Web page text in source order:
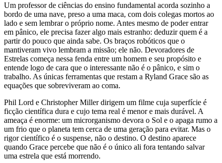
Um professor de ciências do ensino fundamental acorda sozinho a
bordo de uma nave, preso a uma maca, com dois colegas mortos ao
lado e sem lembrar o próprio nome. Antes mesmo de poder entrar
em pânico, ele precisa fazer algo mais estranho: deduzir quem é a
partir do pouco que ainda sabe. Os braços robóticos que o
mantiveram vivo lembram a missão; ele não. Devoradores de
Estrelas começa nessa fenda entre um homem e seu propósito e
entende logo de cara que o interessante não é o pânico, e sim o
trabalho. As únicas ferramentas que restam a Ryland Grace são as
equações que sobreviveram ao coma.
Phil Lord e Christopher Miller dirigem um filme cuja superfície é
ficção científica dura e cujo tema real é menor e mais durável. A
ameaça é enorme: um microrganismo devora o Sol e o apaga rumo a
um frio que o planeta tem cerca de uma geração para evitar. Mas o
rigor científico é o suspense, não o destino. O destino aparece
quando Grace percebe que não é o único ali fora tentando salvar
uma estrela que está morrendo.